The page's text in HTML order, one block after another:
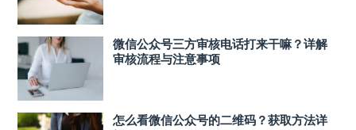
微信公众号三方审核电话打来干嘛？详解
审核流程与注意事项
怎么看微信公众号的二维码？获取方法详